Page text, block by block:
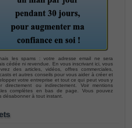
les spams : votre adresse email ne sera
cédée ni revendue. En vous inscrivant ici, vous
des articles, vidéos, offres commerciales,
et autres conseils pour vous aider à créer et
votre entreprise et tout ce qui peut vous y
directement ou indirectement. Voir mentions
complètes en bas de page. Vous pouvez
désabonner à tout instant.